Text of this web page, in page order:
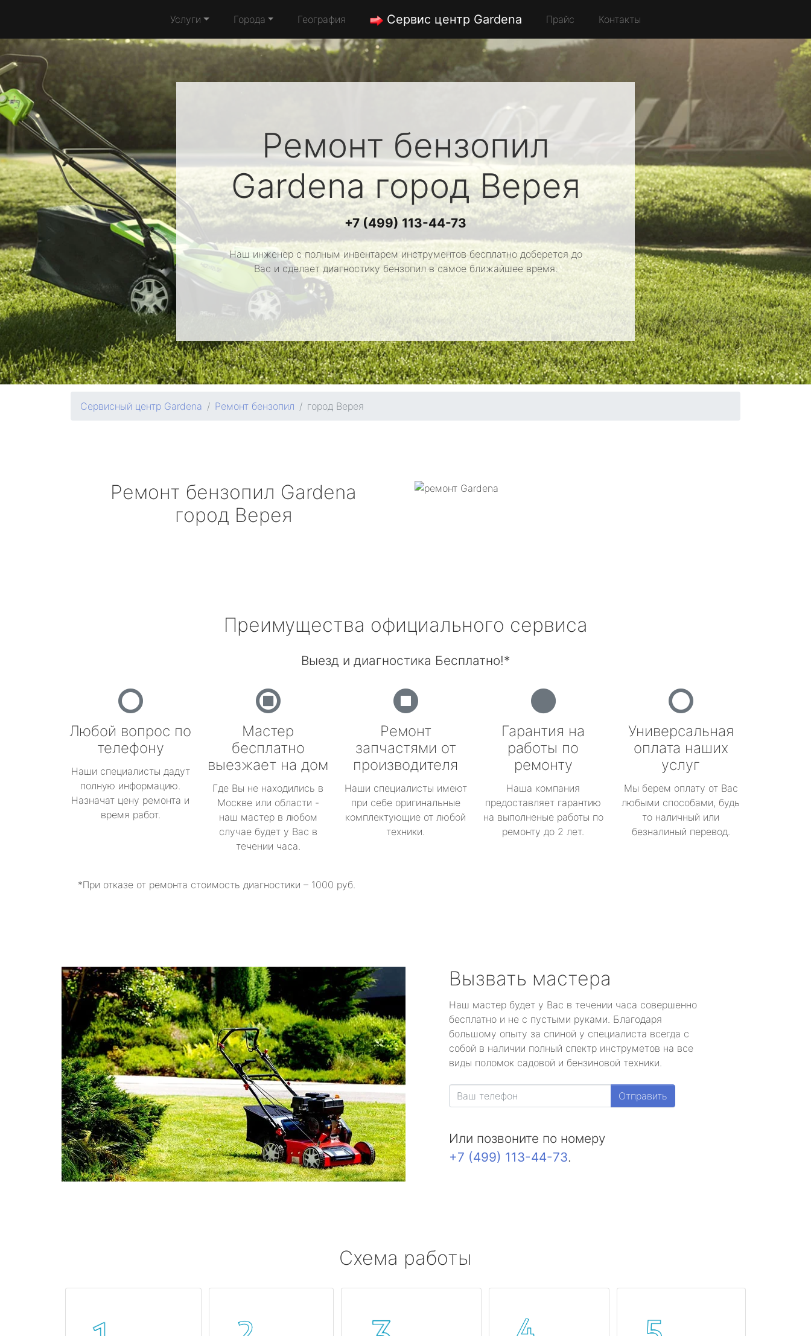
Услуги Города География Сервис центр Gardena Прайс Контакты
Ремонт бензопил
Gardenaгород Верея
+7 (499) 113-44-73
Наш инженер с полным инвентарем инструментов бесплатно доберется до
Вас и сделает диагностику бензопил в самое ближайшее время.
Сервисный центр Gardena Ремонт бензопил город Верея
Ремонт бензопил Gardena
город Верея
Преимущества официального сервиса
Выезд и диагностика Бесплатно!*
Любой вопрос по
телефону
Наши специалисты дадут
полную информацию.
Назначат цену ремонта и
время работ.
Мастер
бесплатно
выезжает на дом
Где Вы не находились в
Москве или области -
наш мастер в любом
случае будет у Вас в
течении часа.
Ремонт
запчастями от
производителя
Наши специалисты имеют
при себе оригинальные
комплектующие от любой
техники.
Гарантия на
работы по
ремонту
Наша компания
предоставляет гарантию
на выполненые работы по
ремонту до 2 лет.
Универсальная
оплата наших
услуг
Мы берем оплату от Вас
любыми способами, будь
то наличный или
безналиный перевод.
*При отказе от ремонта стоимость диагностики – 1000 руб.
Вызвать мастера
Наш мастер будет у Вас в течении часа совершенно
бесплатно и не с пустыми руками. Благодаря
большому опыту за спиной у специалиста всегда с
собой в наличии полный спектр инструметов на все
виды поломок садовой и бензиновой техники.
Отправить
Или позвоните по номеру
+7 (499) 113-44-73.
Схема работы